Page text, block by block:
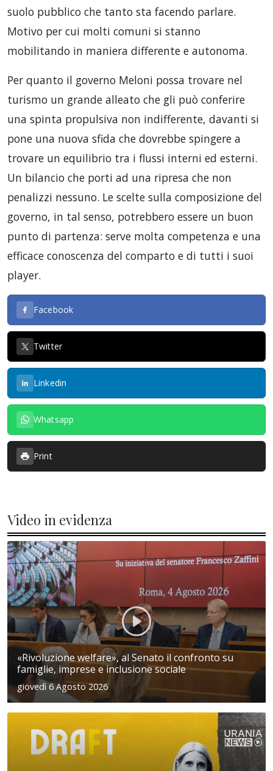
suolo pubblico che tanto sta facendo parlare.
Motivo per cui molti comuni si stanno
mobilitando in maniera differente e autonoma.
Per quanto il governo Meloni possa trovare nel
turismo un grande alleato che gli può conferire
una spinta propulsiva non indifferente, davanti si
pone una nuova sfida che dovrebbe spingere a
trovare un equilibrio tra i flussi interni ed esterni.
Un bilancio che porti ad una ripresa che non
penalizzi nessuno. Le scelte sulla composizione del
governo, in tal senso, potrebbero essere un buon
punto di partenza: serve molta competenza e una
efficace conoscenza del comparto e di tutti i suoi
player.
Facebook
Twitter
Linkedin
Whatsapp
Print
Video in evidenza
«Rivoluzione welfare», al Senato il confronto su
famiglie, imprese e inclusione sociale
giovedì 6 Agosto 2026